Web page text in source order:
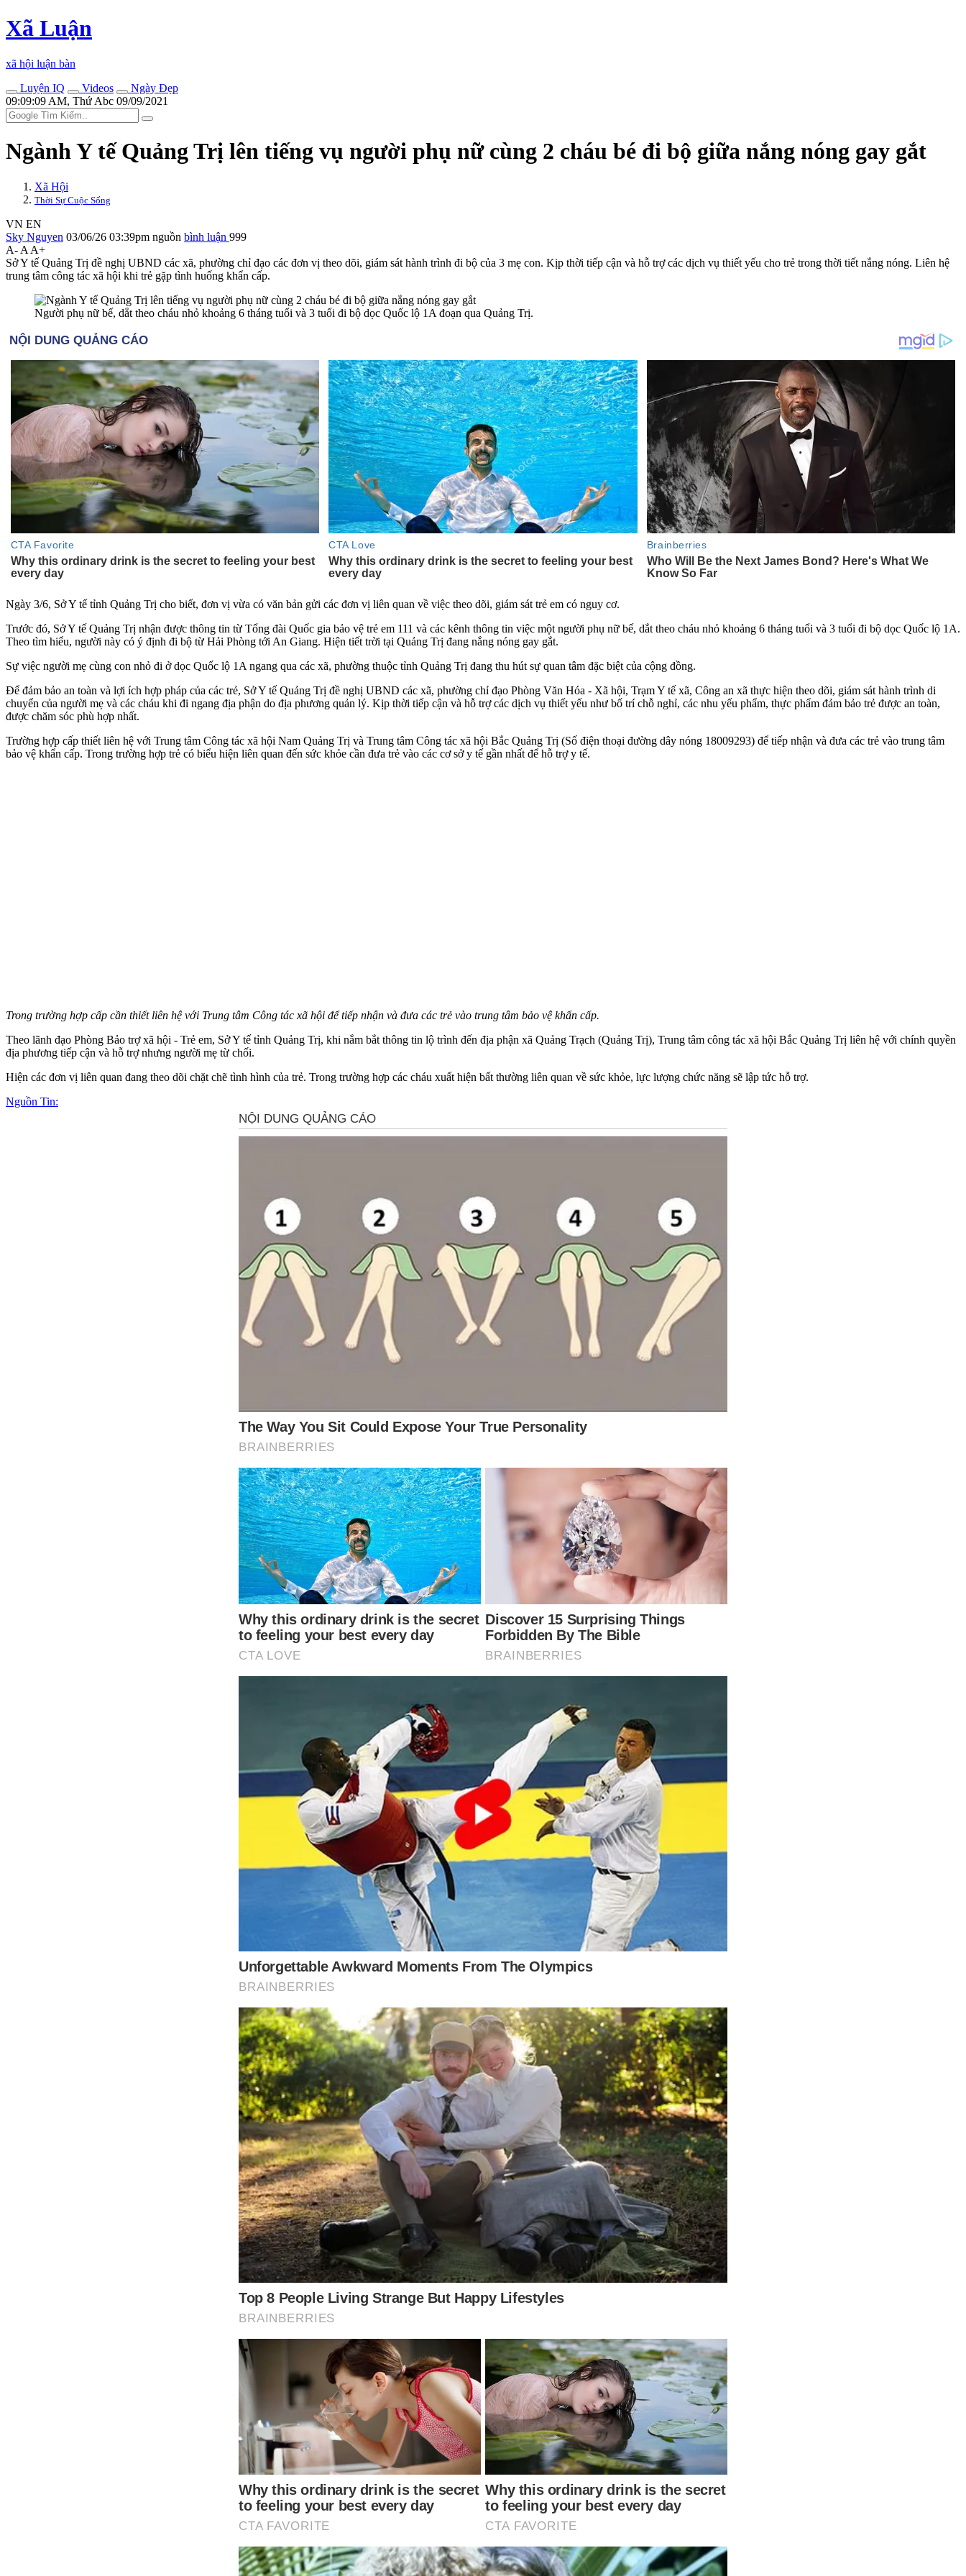
Xã Luận
xã hội luận bàn
Luyện IQ
Videos
Ngày Đẹp
09:09:09 AM, Thứ Abc 09/09/2021
Ngành Y tế Quảng Trị lên tiếng vụ người phụ nữ cùng 2 cháu bé đi bộ giữa nắng nóng gay gắt
Xã Hội
Thời Sự Cuộc Sống
VN EN
Sky Nguyen 03/06/26 03:39pm nguồn bình luận 999
A- A A+
Sở Y tế Quảng Trị đề nghị UBND các xã, phường chỉ đạo các đơn vị theo dõi, giám sát hành trình đi bộ của 3 mẹ con. Kịp thời tiếp cận và hỗ trợ các dịch vụ thiết yếu cho trẻ trong thời tiết nắng nóng. Liên hệ
trung tâm công tác xã hội khi trẻ gặp tình huống khẩn cấp.
Người phụ nữ bế, dắt theo cháu nhỏ khoảng 6 tháng tuổi và 3 tuổi đi bộ dọc Quốc lộ 1A đoạn qua Quảng Trị.
Ngày 3/6, Sở Y tế tỉnh Quảng Trị cho biết, đơn vị vừa có văn bản gửi các đơn vị liên quan về việc theo dõi, giám sát trẻ em có nguy cơ.
Trước đó, Sở Y tế Quảng Trị nhận được thông tin từ Tổng đài Quốc gia bảo vệ trẻ em 111 và các kênh thông tin việc một người phụ nữ bế, dắt theo cháu nhỏ khoảng 6 tháng tuổi và 3 tuổi đi bộ dọc Quốc lộ 1A.
Theo tìm hiểu, người này có ý định đi bộ từ Hải Phòng tới An Giang. Hiện tiết trời tại Quảng Trị đang nắng nóng gay gắt.
Sự việc người mẹ cùng con nhỏ đi ở dọc Quốc lộ 1A ngang qua các xã, phường thuộc tỉnh Quảng Trị đang thu hút sự quan tâm đặc biệt của cộng đồng.
Để đảm bảo an toàn và lợi ích hợp pháp của các trẻ, Sở Y tế Quảng Trị đề nghị UBND các xã, phường chỉ đạo Phòng Văn Hóa - Xã hội, Trạm Y tế xã, Công an xã thực hiện theo dõi, giám sát hành trình di
chuyển của người mẹ và các cháu khi đi ngang địa phận do địa phương quản lý. Kịp thời tiếp cận và hỗ trợ các dịch vụ thiết yếu như bố trí chỗ nghỉ, các nhu yếu phẩm, thực phẩm đảm bảo trẻ được an toàn,
được chăm sóc phù hợp nhất.
Trường hợp cấp thiết liên hệ với Trung tâm Công tác xã hội Nam Quảng Trị và Trung tâm Công tác xã hội Bắc Quảng Trị (Số điện thoại đường dây nóng 18009293) để tiếp nhận và đưa các trẻ vào trung tâm
bảo vệ khẩn cấp. Trong trường hợp trẻ có biểu hiện liên quan đến sức khỏe cần đưa trẻ vào các cơ sở y tế gần nhất để hỗ trợ y tế.
Trong trường hợp cấp cần thiết liên hệ với Trung tâm Công tác xã hội để tiếp nhận và đưa các trẻ vào trung tâm bảo vệ khẩn cấp.
Theo lãnh đạo Phòng Bảo trợ xã hội - Trẻ em, Sở Y tế tỉnh Quảng Trị, khi nắm bắt thông tin lộ trình đến địa phận xã Quảng Trạch (Quảng Trị), Trung tâm công tác xã hội Bắc Quảng Trị liên hệ với chính quyền
địa phương tiếp cận và hỗ trợ nhưng người mẹ từ chối.
Hiện các đơn vị liên quan đang theo dõi chặt chẽ tình hình của trẻ. Trong trường hợp các cháu xuất hiện bất thường liên quan về sức khỏe, lực lượng chức năng sẽ lập tức hỗ trợ.
Nguồn Tin: